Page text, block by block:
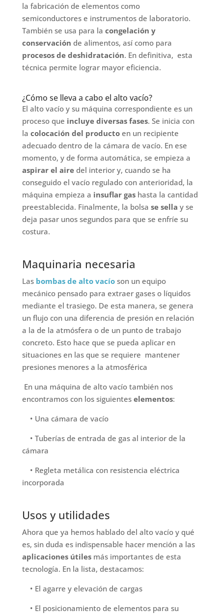
la fabricación de elementos como
semiconductores e instrumentos de laboratorio.
También se usa para la congelación y
conservación de alimentos, así como para
procesos de deshidratación. En definitiva, esta
técnica permite lograr mayor eficiencia.
¿Cómo se lleva a cabo el alto vacío?
El alto vacío y su máquina correspondiente es un
proceso que incluye diversas fases. Se inicia con
la colocación del producto en un recipiente
adecuado dentro de la cámara de vacío. En ese
momento, y de forma automática, se empieza a
aspirar el airedel interior y, cuando se ha
conseguido el vacío regulado con anterioridad, la
máquina empieza a insuflar gashasta la cantidad
preestablecida. Finalmente, la bolsa se sella y se
deja pasar unos segundos para que se enfríe su
costura.
Maquinaria necesaria
Las bombas de alto vacíoson un equipo
mecánico pensado para extraer gases o líquidos
mediante el trasiego. De esta manera, se genera
un flujo con una diferencia de presión en relación
a la de la atmósfera o de un punto de trabajo
concreto. Esto hace que se pueda aplicar en
situaciones en las que se requiere mantener
presiones menores a la atmosférica
En una máquina de alto vacío también nos
encontramos con los siguienteselementos:
• Una cámara de vacío
• Tuberías de entrada de gas al interior de la
cámara
• Regleta metálica con resistencia eléctrica
incorporada
Usos y utilidades
Ahora que ya hemos hablado del alto vacío y qué
es, sin duda es indispensable hacer mención a las
aplicaciones útilesmás importantes de esta
tecnología. En la lista, destacamos:
• El agarre y elevación de cargas
• El posicionamiento de elementos para su